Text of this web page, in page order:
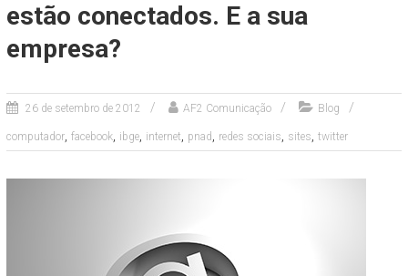
estão conectados. E a sua
empresa?
26 de setembro de 2012 AF2 Comunicação Blog
computador, facebook, ibge, internet, pnad , redes sociais, sites, twitter